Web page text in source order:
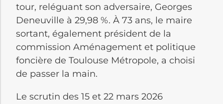
tour, reléguant son adversaire, Georges
Deneuville à 29,98 %. À 73 ans, le maire
sortant, également président de la
commission Aménagement et politique
foncière de Toulouse Métropole, a choisi
de passer la main.
Le scrutin des 15 et 22 mars 2026